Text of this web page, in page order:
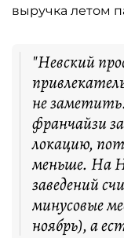
выручка летом
"Невский
не
франчайзи
локацию,
меньше. На
заведений
минусовые
ноябрь), а